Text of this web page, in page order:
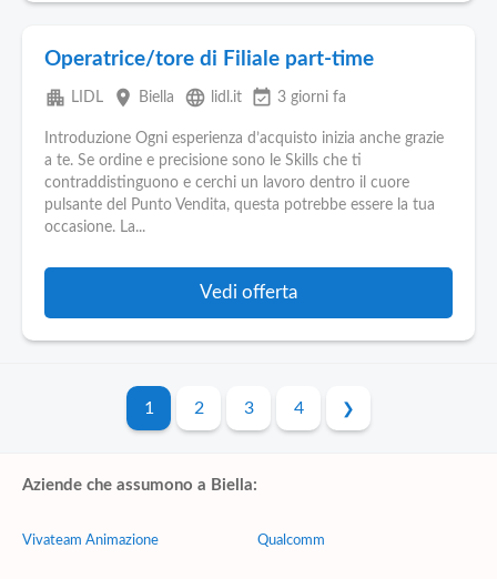
Operatrice/tore di Filiale part-time
apartment LIDL place Biella language lidl.it event_available 3 giorni fa
Introduzione Ogni esperienza d’acquisto inizia anche grazie
a te. Se ordine e precisione sono le Skills che ti
contraddistinguono e cerchi un lavoro dentro il cuore
pulsante del Punto Vendita, questa potrebbe essere la tua
occasione. La...
Vedi offerta
1 2 3 4
Aziende che assumono a Biella:
Vivateam Animazione Qualcomm